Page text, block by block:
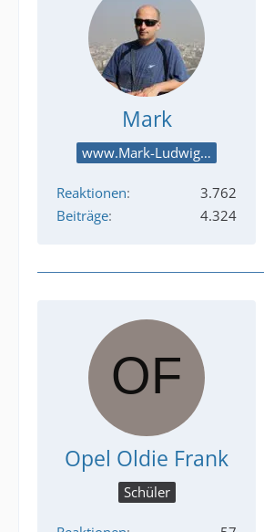
Mark
www.Mark-Ludwig.com
Reaktionen
3.762
Beiträge
4.324
Opel Oldie Frank
Schüler